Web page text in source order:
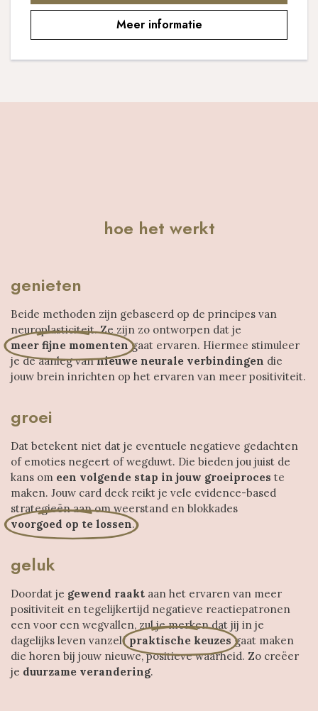
Meer informatie
hoe het werkt
genieten
Beide methoden zijn gebaseerd op de principes van
neuroplasticiteit. Ze zijn zo ontworpen dat je
meer fijne momentengaat ervaren. Hiermee stimuleer
je ​de aanleg vannieuwe neurale ​verbindingen die
jouw brein ​inrichten op het ervaren van ​meer positiviteit.
groei
Dat betekent niet dat je eventuele negatieve ​gedachten
of emoties negeert of wegduwt. Die bieden jou juist de
kans om een ​volgende stap in jouw ​groeiproces te
maken. Jouw card deck ​reikt je vele evidence-based ​
strategieën aan om weerstand en ​blokkades
voorgoed op te ​lossen.
geluk
Doordat je gewend raakt aan het ​ervaren van meer
positiviteit en tegelijkertijd ​negatieve reactiepatronen
een ​voor een wegvallen, zul je ​merken dat jij in je
dagelijks ​leven vanzelfpraktische keuzes​gaat maken
die horen bij jouw ​nieuwe, positieve waarheid. Zo creëer
je duurzame verandering.